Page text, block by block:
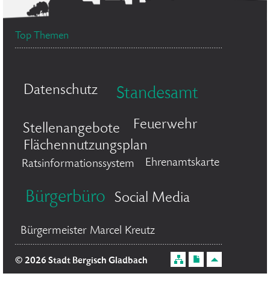
Top Themen
Datenschutz Standesamt
Stellenangebote
Feuerwehr
Flächennutzungsplan
Ratsinformationssystem Ehrenamtskarte
Bürgerbüro Social Media
Bürgermeister Marcel Kreutz
© 2026 Stadt Bergisch Gladbach